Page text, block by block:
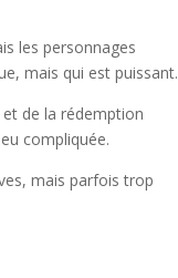
les personnages
mais qui est puissant.
de la rédemption
compliquée.
mais parfois trop